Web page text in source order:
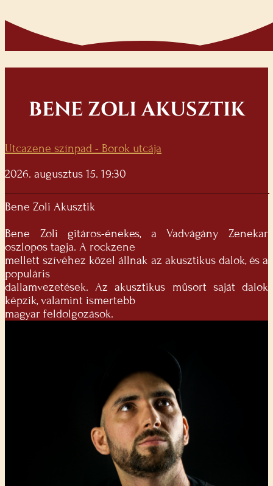
BENE ZOLI AKUSZTIK
Utcazene színpad - Borok utcája
2026. augusztus 15. 19:30
Bene Zoli Akusztik
Bene Zoli gitáros-énekes, a Vadvágány Zenekar
oszlopos tagja. A rockzene
mellett szívéhez közel állnak az akusztikus dalok, és a
populáris
dallamvezetések. Az akusztikus műsort saját dalok
képzik, valamint ismertebb
magyar feldolgozások.